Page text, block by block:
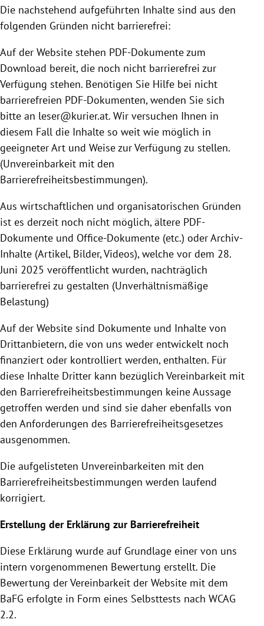
Die nachstehend aufgeführten Inhalte sind aus den
folgenden Gründen nicht barrierefrei:
Auf der Website stehen PDF-Dokumente zum
Download bereit, die noch nicht barrierefrei zur
Verfügung stehen. Benötigen Sie Hilfe bei nicht
barrierefreien PDF-Dokumenten, wenden Sie sich
bitte an leser@kurier.at. Wir versuchen Ihnen in
diesem Fall die Inhalte so weit wie möglich in
geeigneter Art und Weise zur Verfügung zu stellen.
(Unvereinbarkeit mit den
Barrierefreiheitsbestimmungen).
Aus wirtschaftlichen und organisatorischen Gründen
ist es derzeit noch nicht möglich, ältere PDF-
Dokumente und Office-Dokumente (etc.) oder Archiv-
Inhalte (Artikel, Bilder, Videos), welche vor dem 28.
Juni 2025 veröffentlicht wurden, nachträglich
barrierefrei zu gestalten (Unverhältnismäßige
Belastung)
Auf der Website sind Dokumente und Inhalte von
Drittanbietern, die von uns weder entwickelt noch
finanziert oder kontrolliert werden, enthalten. Für
diese Inhalte Dritter kann bezüglich Vereinbarkeit mit
den Barrierefreiheitsbestimmungen keine Aussage
getroffen werden und sind sie daher ebenfalls von
den Anforderungen des Barrierefreiheitsgesetzes
ausgenommen.
Die aufgelisteten Unvereinbarkeiten mit den
Barrierefreiheitsbestimmungen werden laufend
korrigiert.
Erstellung der Erklärung zur Barrierefreiheit
Diese Erklärung wurde auf Grundlage einer von uns
intern vorgenommenen Bewertung erstellt. Die
Bewertung der Vereinbarkeit der Website mit dem
BaFG erfolgte in Form eines Selbsttests nach WCAG
2.2.